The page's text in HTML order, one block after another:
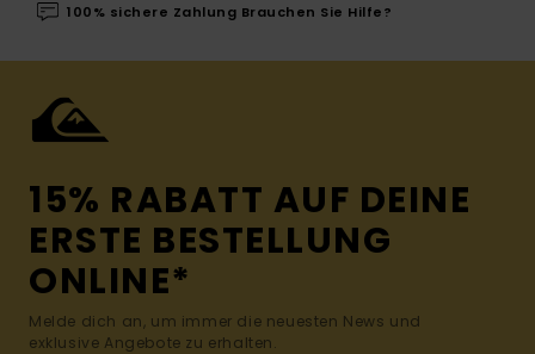
100% sichere Zahlung Brauchen Sie Hilfe?
15% RABATT AUF DEINE
ERSTE BESTELLUNG
ONLINE*
Melde dich an, um immer die neuesten News und
exklusive Angebote zu erhalten.